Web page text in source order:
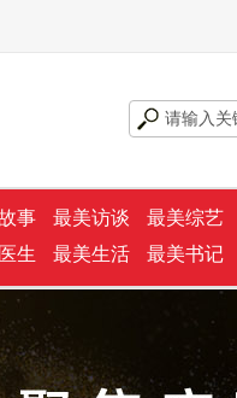
事 最美访谈 最美综艺
生 最美生活 最美书记